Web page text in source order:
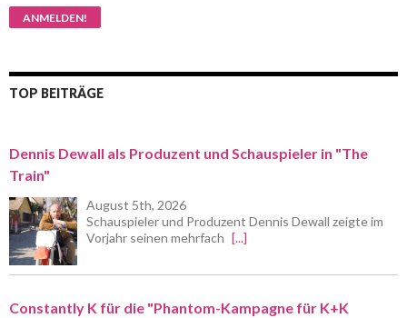
TOP BEITRÄGE
Dennis Dewall als Produzent und Schauspieler in "The
Train"
August 5th, 2026
Schauspieler und Produzent Dennis Dewall zeigte im
Vorjahr seinen mehrfach
[...]
Constantly K für die "Phantom-Kampagne für K+K